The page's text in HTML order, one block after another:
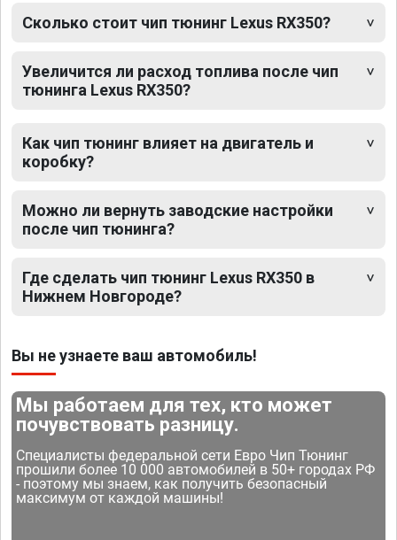
Сколько стоит чип тюнинг Lexus RX350?
Увеличится ли расход топлива после чип
тюнинга Lexus RX350?
Как чип тюнинг влияет на двигатель и
коробку?
Можно ли вернуть заводские настройки
после чип тюнинга?
Где сделать чип тюнинг Lexus RX350 в
Нижнем Новгороде?
Вы не узнаете ваш автомобиль!
Мы работаем для тех, кто может
почувствовать разницу.
Специалисты федеральной сети Евро Чип Тюнинг
прошили более 10 000 автомобилей в 50+ городах РФ
- поэтому мы знаем, как получить безопасный
максимум от каждой машины!